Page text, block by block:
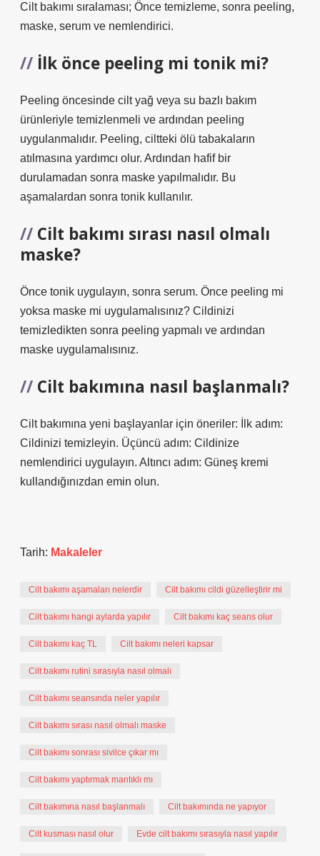
Cilt bakımı sıralaması; Önce temizleme, sonra peeling,
maske, serum ve nemlendirici.
İlk önce peeling mi tonik mi?
Peeling öncesinde cilt yağ veya su bazlı bakım
ürünleriyle temizlenmeli ve ardından peeling
uygulanmalıdır. Peeling, ciltteki ölü tabakaların
atılmasına yardımcı olur. Ardından hafif bir
durulamadan sonra maske yapılmalıdır. Bu
aşamalardan sonra tonik kullanılır.
Cilt bakımı sırası nasıl olmalı
maske?
Önce tonik uygulayın, sonra serum. Önce peeling mi
yoksa maske mi uygulamalısınız? Cildinizi
temizledikten sonra peeling yapmalı ve ardından
maske uygulamalısınız.
Cilt bakımına nasıl başlanmalı?
Cilt bakımına yeni başlayanlar için öneriler: İlk adım:
Cildinizi temizleyin. Üçüncü adım: Cildinize
nemlendirici uygulayın. Altıncı adım: Güneş kremi
kullandığınızdan emin olun.
Tarih: Makaleler
Cilt bakımı aşamaları nelerdir Cilt bakımı cildi güzelleştirir mi
Cilt bakımı hangi aylarda yapılır Cilt bakımı kaç seans olur
Cilt bakımı kaç TL Cilt bakımı neleri kapsar
Cilt bakımı rutini sırasıyla nasıl olmalı
Cilt bakımı seansında neler yapılır
Cilt bakımı sırası nasıl olmalı maske
Cilt bakımı sonrası sivilce çıkar mı
Cilt bakımı yaptırmak mantıklı mı
Cilt bakımına nasıl başlanmalı Cilt bakımında ne yapıyor
Cilt kusması nasıl olur Evde cilt bakımı sırasıyla nasıl yapılır